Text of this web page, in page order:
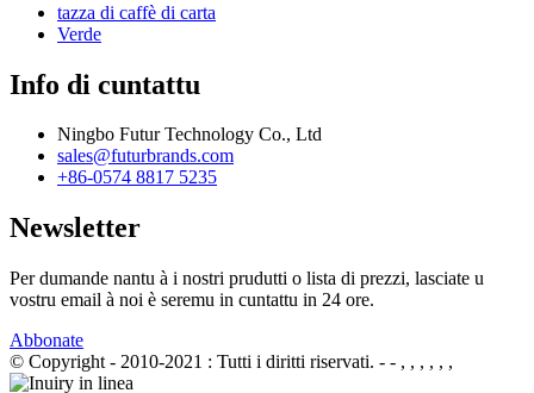
tazza di caffè di carta
Verde
Info di cuntattu
Ningbo Futur Technology Co., Ltd
sales@futurbrands.com
+86-0574 8817 5235
Newsletter
Per dumande nantu à i nostri prudutti o lista di prezzi, lasciate u
vostru email à noi è seremu in cuntattu in 24 ore.
Abbonate
© Copyright - 2010-2021 : Tutti i diritti riservati. - - , , , , , ,